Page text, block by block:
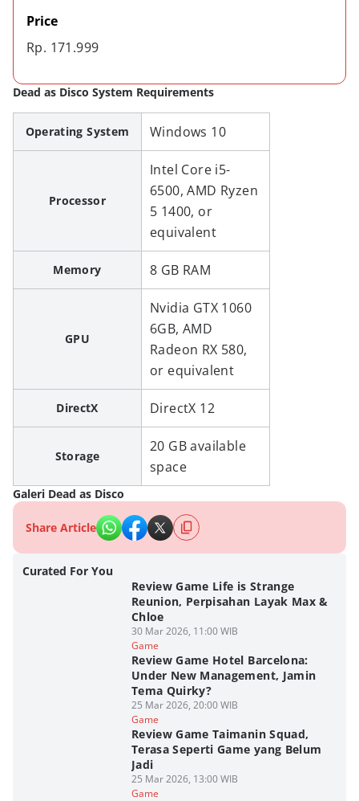
Price
Rp. 171.999
Dead as Disco System Requirements
Operating System Windows 10
Processor
Intel Core i5-
6500, AMD Ryzen
5 1400, or
equivalent
Memory 8 GB RAM
GPU
Nvidia GTX 1060
6GB, AMD
Radeon RX 580,
or equivalent
DirectX DirectX 12
Storage
20 GB available
space
Galeri Dead as Disco
Share Article
Curated For You
Review Game Life is Strange
Reunion, Perpisahan Layak Max &
Chloe
30 Mar 2026, 11:00 WIB
Game
Review Game Hotel Barcelona:
Under New Management, Jamin
Tema Quirky?
25 Mar 2026, 20:00 WIB
Game
Review Game Taimanin Squad,
Terasa Seperti Game yang Belum
Jadi
25 Mar 2026, 13:00 WIB
Game